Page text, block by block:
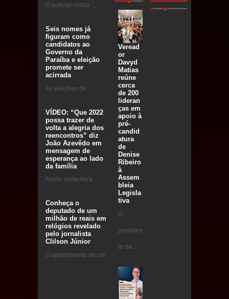
O policial militar ...
Seis nomes já
figuram como
candidatos ao
Governo da
Paraíba e eleição
promete ser
acirrada
As eleições de ...
VÍDEO: “Que 2022
possa trazer de
volta a alegria dos
reencontros” diz
João Azevêdo em
mensagem de
esperança ao lado
da família
Nesta sexta-feira ...
Conheça o
deputado de um
milhão de reais em
relógios revelado
pelo jornalista
Clilson Júnior
O apartamento de um
...
Veread
or
Davyd
Matias
reúne
cerca
de 200
lideran
ças em
apoio à
pré-
candid
atura
de
Denise
Ribeiro
à
Assem
bleia
Legisla
tiva
O
presiden
te da ...